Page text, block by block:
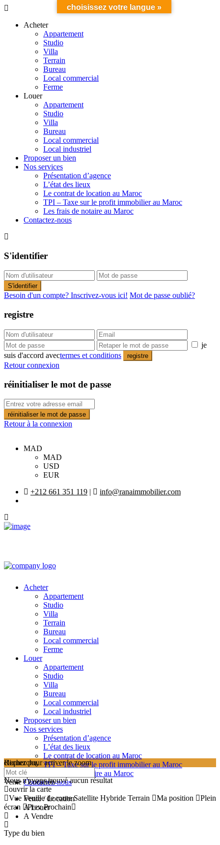
Acheter
Appartement
Studio
Villa
Terrain
Bureau
Local commercial
Ferme
Louer
Appartement
Studio
Villa
Bureau
Local commercial
Local industriel
Proposer un bien
Nos services
Présentation d’agence
L’état des lieux
Le contrat de location au Maroc
TPI – Taxe sur le profit immobilier au Maroc
Les frais de notaire au Maroc
Contactez-nous
S'identifier
S'identifier
Besoin d'un compte? Inscrivez-vous ici! Mot de passe oublié?
registre
je
suis d'accord avectermes et conditions registre
Retour connexion
réinitialiser le mot de passe
réinitialiser le mot de passe
Retour à la connexion
MAD
MAD
USD
EUR
+212 661 351 119 | info@ranaimmobilier.com
Acheter
Appartement
Studio
Villa
Terrain
Bureau
Local commercial
Ferme
Louer
Appartement
Studio
Villa
Bureau
Local commercial
Local industriel
Proposer un bien
Nos services
Présentation d’agence
L’état des lieux
Le contrat de location au Maroc
TPI – Taxe sur le profit immobilier au Maroc
Les frais de notaire au Maroc
Contactez-nous
cliquez pour activer le zoom
searching...
Nous n'avons trouvé aucun résultat
ouvrir la carte
Vue Feuille de route Satellite Hybride Terrain Ma position
Plein
écran
Prev Prochain
Recherche
Vente / Location
Vente / Location
A Louer
A Vendre
Type du bien
choisissez votre langue »